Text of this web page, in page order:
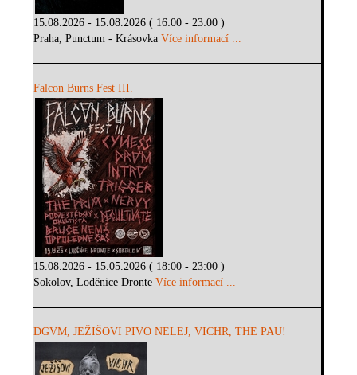
15.08.2026 - 15.08.2026 ( 16:00 - 23:00 )
Praha, Punctum - KrásovkaVíce informací ...
Falcon Burns Fest III.
15.08.2026 - 15.05.2026 ( 18:00 - 23:00 )
Sokolov, Loděnice DronteVíce informací ...
DGVM, JEŽIŠOVI PIVO NELEJ, VICHR, THE PAU!